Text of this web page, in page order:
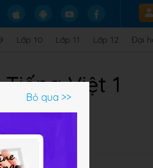
Lớp 10 Lớp 11 Lớp 12 Đại
Việt 1
Bỏ qua >>